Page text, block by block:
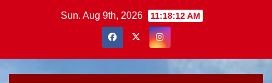
Sun. Aug 9th, 2026 11:18:13 AM